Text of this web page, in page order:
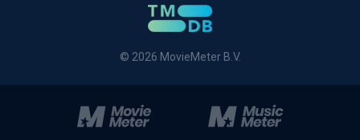
© 2026 MovieMeter B.V.